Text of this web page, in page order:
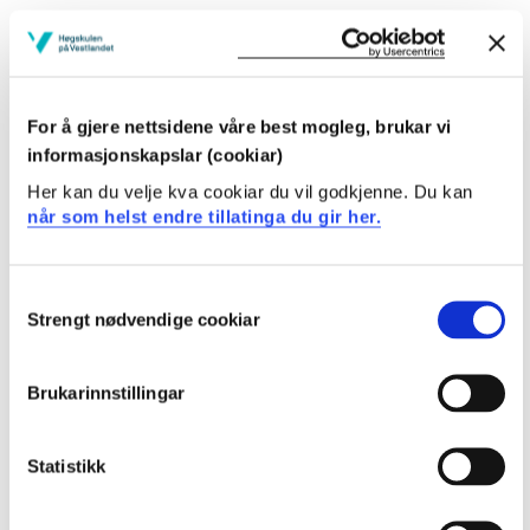
For å gjere nettsidene våre best mogleg, brukar vi
informasjonskapslar (cookiar)
Her kan du velje kva cookiar du vil godkjenne. Du kan
når som helst endre tillatinga du gir her.
Selection
Strengt nødvendige cookiar
Brukarinnstillingar
Statistikk
avansert kunnskap om forskningsfeltet og den faglige
metodiske og forskningsetiske aspekter ved eget og
andres forskningsarbeid
inngående kunnskap om det valgte temaets
profesjons- og praksisrelevans og de fagdidaktiske
implikasjonene av eget arbeid
sette seg inn i et avgrenset forskningsfelt og
utforme og besvare en selvvalgt problemstilling i et